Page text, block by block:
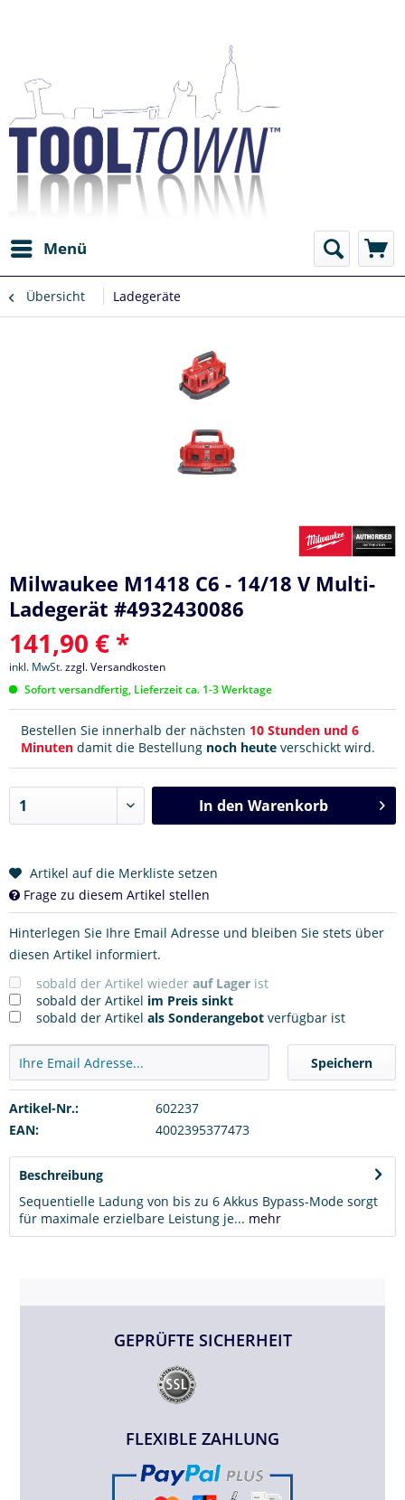
Menü
Übersicht Ladegeräte
Milwaukee M1418 C6 - 14/18 V Multi-
Ladegerät #4932430086
141,90 € *
inkl. MwSt.zzgl. Versandkosten
Sofort versandfertig, Lieferzeit ca. 1-3 Werktage
Bestellen Sie innerhalb der nächsten 10 Stunden und 6
Minuten damit die Bestellung noch heute verschickt wird.
In den Warenkorb
Artikel auf die Merkliste setzen
Frage zu diesem Artikel stellen
Hinterlegen Sie Ihre Email Adresse und bleiben Sie stets über
diesen Artikel informiert.
sobald der Artikel wieder auf Lager ist
sobald der Artikel im Preis sinkt
sobald der Artikel als Sonderangebot verfügbar ist
Speichern
Artikel-Nr.:
602237
EAN:
4002395377473
Beschreibung
Sequentielle Ladung von bis zu 6 Akkus Bypass-Mode sorgt
für maximale erzielbare Leistung je... mehr
GEPRÜFTE SICHERHEIT
FLEXIBLE ZAHLUNG